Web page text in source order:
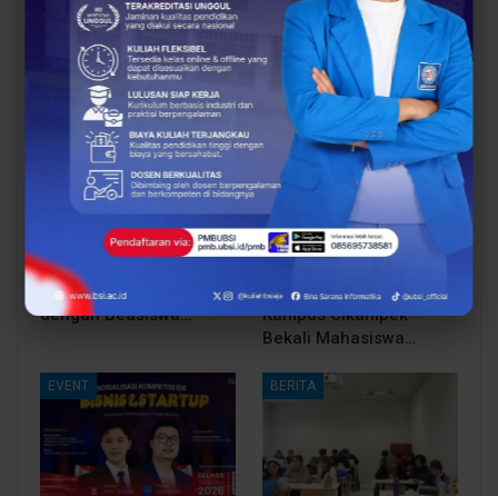
All
You Might Also Like
BERITA
Siap Kuliah Berkualitas?
UBSI Cengkareng Gelar
Open Booth Spesial
dengan Beasiswa…
EVENT
Lulusan Berdaya Saing
Kompetensi, UBSI
Kampus Cikampek
Bekali Mahasiswa…
EVENT BERITA